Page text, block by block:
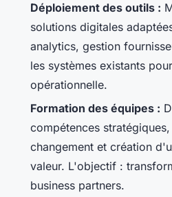
Déploiement des outils :
solutions digitales
analytics, gestion
les systèmes existants
opérationnelle.
Formation des équipes :
compétences
changement et création
valeur. L'objectif :
business partners.